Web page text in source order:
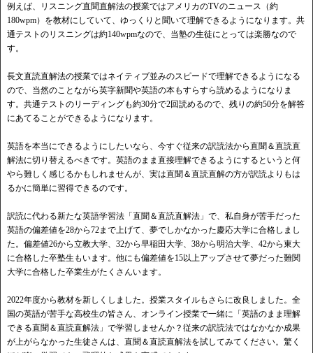
例えば、リスニング直聞直解法の授業ではアメリカのTVのニュース（約
180wpm）を教材にしていて、ゆっくりと聞いて理解できるようになります。共
通テストのリスニングは約140wpmなので、当塾の生徒にとっては楽勝なので
す。
長文直読直解法の授業ではネイティブ並みのスピードで理解できるようになる
ので、当然のことながら英字新聞や英語の本もすらすら読めるようになりま
す。共通テストのリーディングも約30分で2回読めるので、残りの約50分を解答
にあてることができるようになります。
英語を本当にできるようにしたいなら、今すぐ従来の訳読法から直聞＆直読直
解法に切り替えるべきです。英語のまま直接理解できるようにするというと何
やら難しく感じるかもしれませんが、実は直聞＆直読直解の方が訳読よりもは
るかに簡単に習得できるのです。
訳読に代わる新たな英語学習法「直聞＆直読直解法」で、私自身が苦手だった
英語の偏差値を28から72まで上げて、夢でしかなかった慶応大学に合格しまし
た。偏差値26から立教大学、32から早稲田大学、38から明治大学、42から東大
に合格した卒塾生もいます。他にも偏差値を15以上アップさせて夢だった難関
大学に合格した卒業生がたくさんいます。
2022年度から教材を新しくしました。授業スタイルもさらに改良しました。全
国の英語が苦手な高校生の皆さん、オンライン授業で一緒に「英語のまま理解
できる直聞＆直読直解法」で学習しませんか？従来の訳読法ではなかなか成果
が上がらなかった生徒さんは、直聞＆直読直解法を試してみてください。驚く